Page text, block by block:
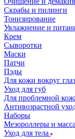
Скрабы и пилинги
Тонизирование
Увлажнение и
Крем
Сыворотки
Маски
Патчи
Пэды
Для кожи вокруг глаз
Уход для губ
Для проблемной
Антивозрастной
Наборы
Мезороллеры и
Уход для тела